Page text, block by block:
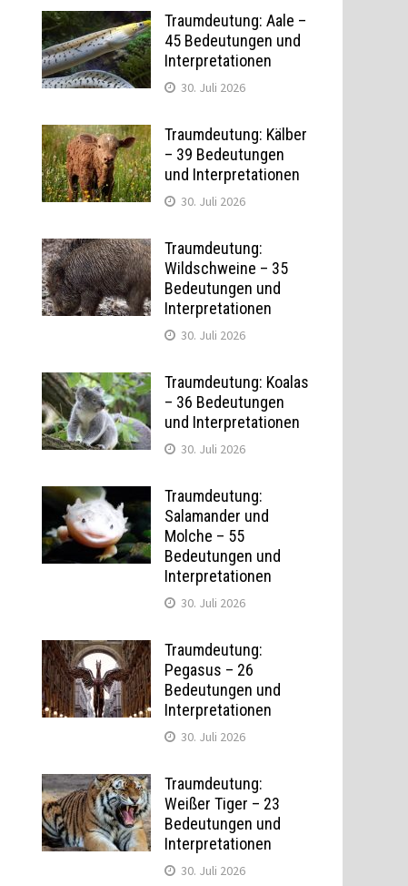
Traumdeutung: Aale –
45 Bedeutungen und
Interpretationen
30. Juli 2026
Traumdeutung: Kälber
– 39 Bedeutungen
und Interpretationen
30. Juli 2026
Traumdeutung:
Wildschweine – 35
Bedeutungen und
Interpretationen
30. Juli 2026
Traumdeutung: Koalas
– 36 Bedeutungen
und Interpretationen
30. Juli 2026
Traumdeutung:
Salamander und
Molche – 55
Bedeutungen und
Interpretationen
30. Juli 2026
Traumdeutung:
Pegasus – 26
Bedeutungen und
Interpretationen
30. Juli 2026
Traumdeutung:
Weißer Tiger – 23
Bedeutungen und
Interpretationen
30. Juli 2026